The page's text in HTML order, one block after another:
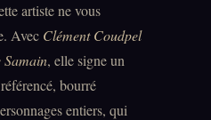
artiste ne vous
Avec Clément Coudpel
Samain, elle signe un
bourré
entiers, qui